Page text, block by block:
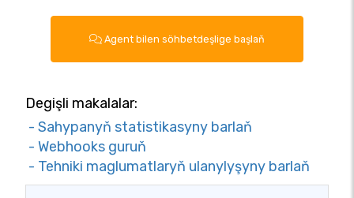
Agent bilen söhbetdeşlige başlaň
Degişli makalalar:
- Sahypanyň statistikasyny barlaň
- Webhooks guruň
- Tehniki maglumatlaryň ulanylyşyny barlaň